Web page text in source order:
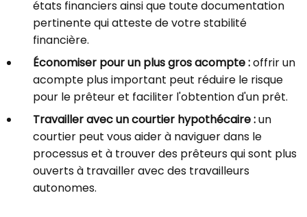
états financiers ainsi que toute documentation
pertinente qui atteste de votre stabilité
financière.
Économiser pour un plus gros acompte :offrir un
acompte plus important peut réduire le risque
pour le prêteur et faciliter l'obtention d'un prêt.
Travailler avec un courtier hypothécaire :un
courtier peut vous aider à naviguer dans le
processus et à trouver des prêteurs qui sont plus
ouverts à travailler avec des travailleurs
autonomes.